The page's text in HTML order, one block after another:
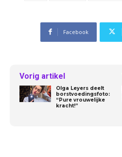
Facebook
Vorig artikel
Olga Leyers deelt
borstvoedingsfoto:
“Pure vrouwelijke
kracht!”